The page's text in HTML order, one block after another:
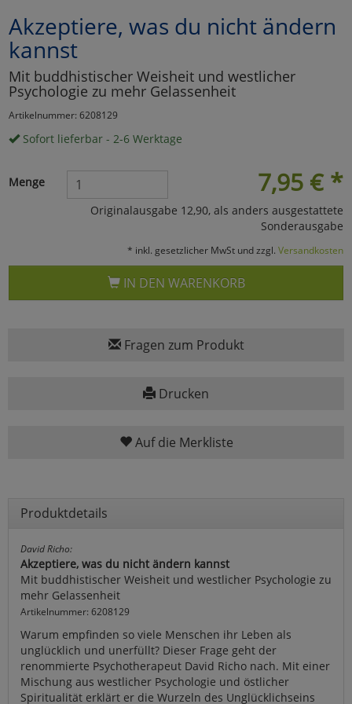
Akzeptiere, was du nicht ändern
kannst
Mit buddhistischer Weisheit und westlicher
Psychologie zu mehr Gelassenheit
Artikelnummer: 6208129
Sofort lieferbar - 2-6 Werktage
7,95 € *
Menge
Originalausgabe 12,90, als anders ausgestattete
Sonderausgabe
* inkl. gesetzlicher MwSt und zzgl. Versandkosten
IN DEN WARENKORB
Fragen zum Produkt
Drucken
Auf die Merkliste
Produktdetails
David Richo:
Akzeptiere, was du nicht ändern kannst
Mit buddhistischer Weisheit und westlicher Psychologie zu
mehr Gelassenheit
Artikelnummer: 6208129
Warum empfinden so viele Menschen ihr Leben als
unglücklich und unerfüllt? Dieser Frage geht der
renommierte Psychotherapeut David Richo nach. Mit einer
Mischung aus westlicher Psychologie und östlicher
Spiritualität erklärt er die Wurzeln des Unglücklichseins
Marketing
Umfragetools
Cookies
Alle Akzeptieren
Einstellungen speichern
zurück